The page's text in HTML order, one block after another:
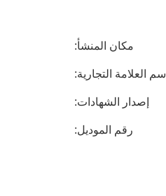
مكان المنشأ:
اسم العلامة التجارية:
إصدار الشهادات:
رقم الموديل: